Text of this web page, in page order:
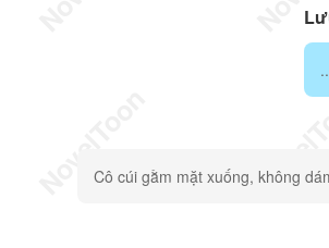
Cô cúi gằm mặt xuống, không